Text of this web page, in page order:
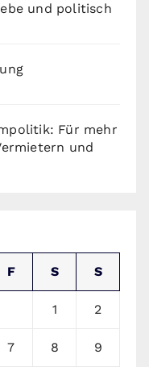
und politisch
Für mehr
und
F S S
1 2
7 8 9